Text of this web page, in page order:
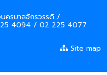
ครบาลจักรวรรดิ /
4094 / 02 225 4077
Site map